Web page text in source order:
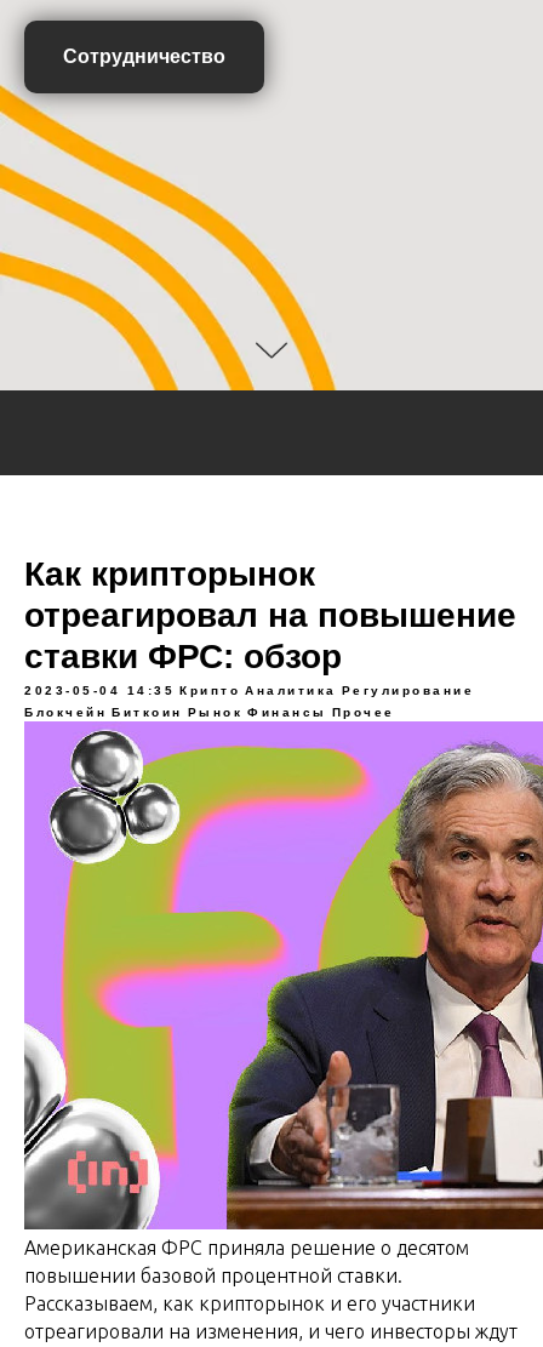
Сотрудничество
Как крипторынок
отреагировал на повышение
ставки ФРС: обзор
2023-05-04 14:35 Крипто Аналитика
Регулирование
Блокчейн Биткоин Рынок Финансы Прочее
Американская ФРС приняла решение о десятом
повышении базовой процентной ставки.
Рассказываем, как крипторынок и его участники
отреагировали на изменения, и чего инвесторы ждут